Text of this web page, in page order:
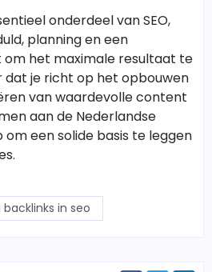
onderdeel van SEO,
planning en een
het maximale resultaat te
dat je richt op het opbouwen
van waardevolle content
aan de Nederlandse
een solide basis te leggen
in seo